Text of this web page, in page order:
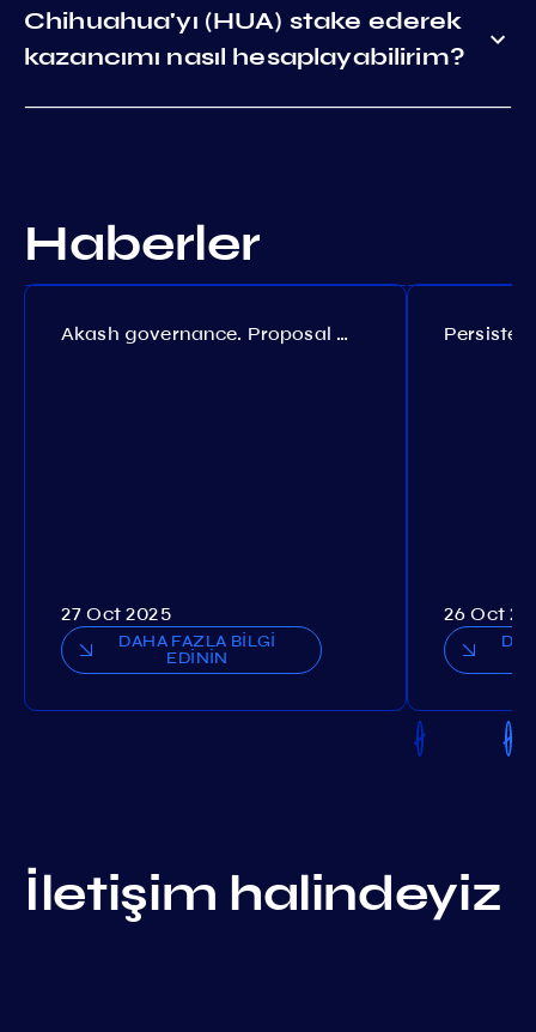
Chihuahua'yı (HUA) stake ederek
kazancımı nasıl hesaplayabilirim?
Haberler
Akash governance. Proposal №308
27 Oct 2025
DAHA FAZLA BİLGİ
EDİNİN
26 Oct
İletişim halindeyiz